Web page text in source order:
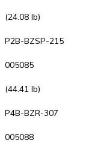
(24.08 lb)
P2B-BZSP-215
005085
(44.41 lb)
P4B-BZR-307
005088